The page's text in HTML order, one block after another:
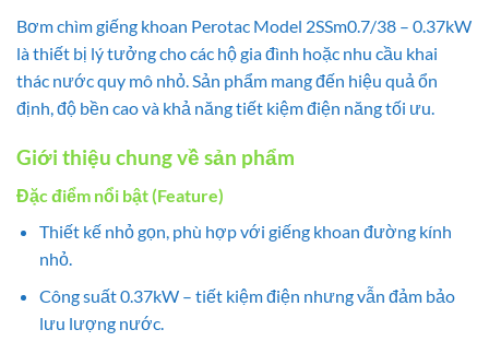
Bơm chìm giếng khoan Perotac Model 2SSm0.7/38 – 0.37kW
là thiết bị lý tưởng cho các hộ gia đình hoặc nhu cầu khai
thác nước quy mô nhỏ. Sản phẩm mang đến hiệu quả ổn
định, độ bền cao và khả năng tiết kiệm điện năng tối ưu.
Giới thiệu chung về sản phẩm
Đặc điểm nổi bật (Feature)
Thiết kế nhỏ gọn, phù hợp với giếng khoan đường kính
nhỏ.
Công suất 0.37kW – tiết kiệm điện nhưng vẫn đảm bảo
lưu lượng nước.